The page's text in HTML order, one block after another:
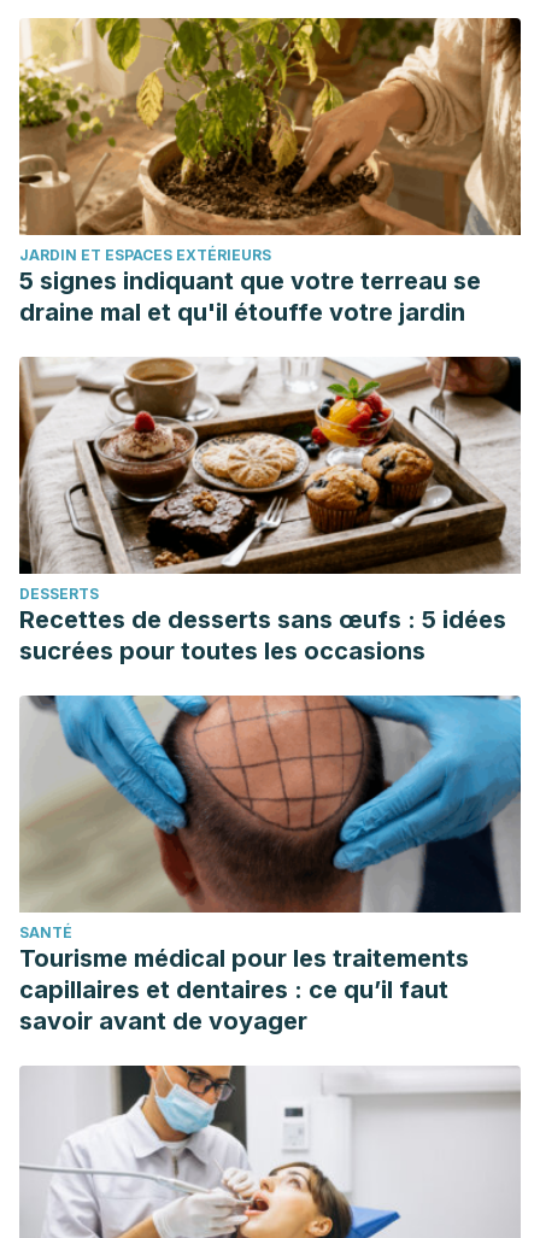
JARDIN ET ESPACES EXTÉRIEURS
5 signes indiquant que votre terreau se
draine mal et qu'il étouffe votre jardin
DESSERTS
Recettes de desserts sans œufs : 5 idées
sucrées pour toutes les occasions
SANTÉ
Tourisme médical pour les traitements
capillaires et dentaires : ce qu’il faut
savoir avant de voyager